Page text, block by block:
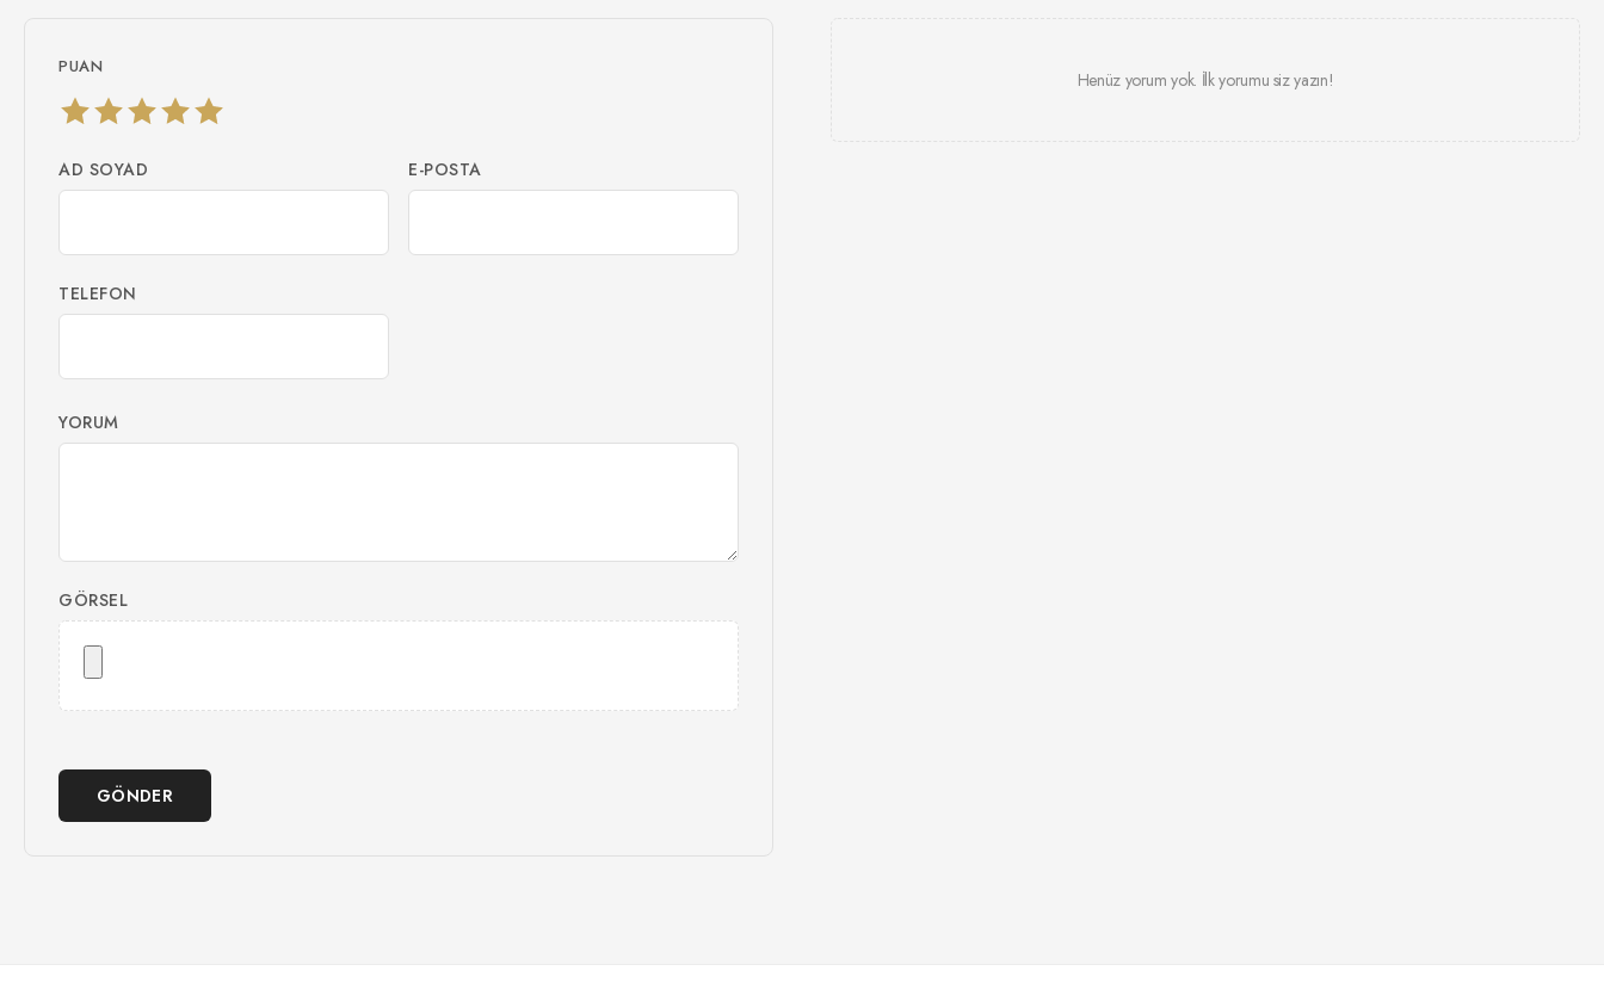
PUAN
AD SOYAD E-POSTA
TELEFON
YORUM
GÖRSEL
GÖNDER
Henüz yorum yok. İlk yorumu siz yazın!